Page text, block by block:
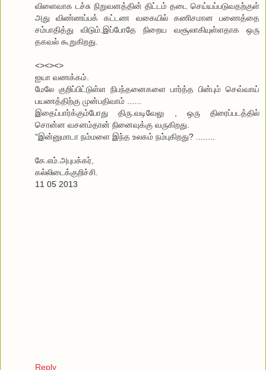
விளைவாக டச்சு நிறுவனத்தின் திட்டம் தடை செய்யப்படுவதற்குள்
அது விண்ணப்பக் கட்டண வகையில் கணிசமான பணைத்தை
சம்பாதித்து விடும்.இப்போதே நிறைய வசூலாகியுள்ளதாக ஒரு
தகவல் கூறுகிறது.
<><><>
ஐயா வணக்கம்.
மேலே குறிப்பிட்டுள்ள நிபந்தனைகளை பார்த்த பின்பும் செவ்வாய்
பயணத்திற்கு முன்பதிவாம் ......
இதைப்பார்க்கும்போது திரு.வடிவேலு , ஒரு திரைப்படத்தில்
சொன்ன வசனம்தான் நினைவுக்கு வருகிறது.
“இன்னுமாடா நம்மளை இந்த உலகம் நம்புகிறது? ........
கே.எம்.அபுபக்கர்,
கல்லிடைக்குறிச்சி.
11 05 2013
Reply